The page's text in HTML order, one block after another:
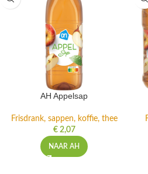
Frisdrank, sappen, koffie, thee
€ 2,07
NAAR AH